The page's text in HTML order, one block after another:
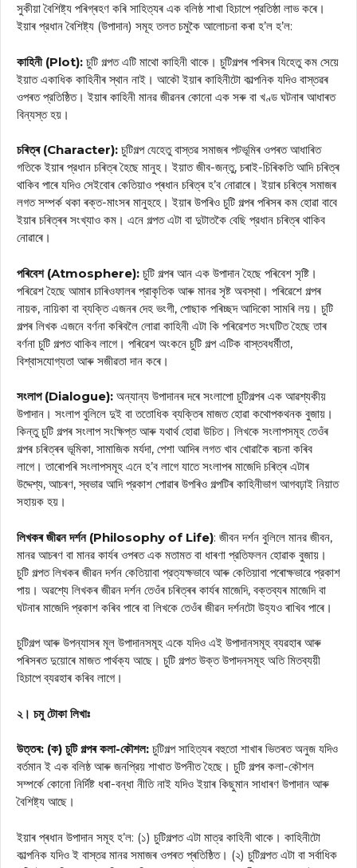
সুকীয়া বৈশিষ্ট্য পৰিগ্ৰহণ কৰি সাহিত্যৰ এক বলিষ্ঠ শাখা হিচাপে প্রতিষ্ঠা লাভ কৰে।
ইয়াৰ প্রধান বৈশিষ্ট্য (উপাদান) সমূহ তলত চমুকৈ আলোচনা কৰা হ’ল হ’ল:
কাহিনী (Plot): চুটি গল্পত এটি মাথো কাহিনী থাকে। চুটিগল্পৰ পৰিসৰ যিহেতু কম সেয়ে
ইয়াত একাধিক কাহিনীৰ স্থান নাই। আকৌ ইয়াৰ কাহিনীটো কাল্পনিক যদিও বাস্তৱৰ
ওপৰত প্রতিষ্ঠিত। ইয়াৰ কাহিনী মানৱ জীৱনৰ কোনো এক সৰু বা খণ্ড ঘটনাৰ আধাৰত
বিন্যস্ত হয়।
চৰিত্ৰ (Character): চুটিগল্প যেহেতু বাস্তৱ সমাজৰ পটভূমিৰ ওপৰত আধাৰিত
গতিকে ইয়াৰ প্রধান চৰিত্ৰ হৈছে মানুহ। ইয়াত জীব-জন্তু, চৰাই-চিৰিকতি আদি চৰিত্ৰ
থাকিব পাৰে যদিও সেইবোৰ কেতিয়াও প্ৰধান চৰিত্ৰ হ’ব নোৱাৰে। ইয়াৰ চৰিত্ৰ সমাজৰ
লগত সম্পৰ্ক থকা ৰক্ত-মাংসৰ মানুহহে। ইয়াৰ উপৰিও চুটি গল্পৰ পৰিসৰ কম হোৱা বাবে
ইয়াৰ চৰিত্ৰৰ সংখ্যাও কম। এনে গল্পত এটা বা দুটাতকৈ বেছি প্রধান চৰিত্ৰ থাকিব
নোৱাৰে।
পৰিবেশ (Atmosphere): চুটি গল্পৰ আন এক উপাদান হৈছে পৰিবেশ সৃষ্টি।
পৰিৱেশ হৈছে আমাৰ চাৰিওফালৰ প্রাকৃতিক আৰু মানৱ সৃষ্ট অবস্থা। পৰিৱেশে গল্পৰ
নায়ক, নায়িকা বা ব্যক্তি এজনৰ দেহ ভংগী, পোছাক পৰিচ্ছদ আদিকো সামৰি লয়। চুটি
গল্পৰ লিখক এজনে বৰ্ণনা কৰিবলৈ লোৱা কাহিনী এটা কি পৰিৱেশত সংঘটিত হৈছে তাৰ
বৰ্ণনা চুটি গল্পত থাকিব লাগে। পৰিৱেশ অংকনে চুটি গল্প এটিক বাস্তবধর্মীতা,
বিশ্বাসযোগ্যতা আৰু সজীৱতা দান কৰে।
সংলাপ (Dialogue): অন্যান্য উপাদানৰ দৰে সংলাপো চুটিগল্পৰ এক আৱশ্যকীয়
উপাদান। সংলাপ বুলিলে দুই বা ততোধিক ব্যক্তিৰ মাজত হোৱা কথোপকথনক বুজায়।
কিন্তু চুটি গল্পৰ সংলাপ সংক্ষিপ্ত আৰু যথার্থ হোৱা উচিত। লিখকে সংলাপসমূহ তেওঁৰ
গল্পৰ চৰিত্ৰৰ ভূমিকা, সামাজিক মর্যদা, পেশা আদিৰ লগত খাব খোৱাকৈ ৰচনা কৰিব
লাগে। তাৰোপৰি সংলাপসমূহ এনে হ’ব লাগে যাতে সংলাপৰ মাজেদি চৰিত্ৰ এটাৰ
উদ্দেশ্য, আচৰণ, স্বভাৱ আদি প্রকাশ পোৱাৰ উপৰিও গল্পটিৰ কাহিনীভাগ আগবঢ়াই নিয়াত
সহায়ক হয়।
লিখকৰ জীৱন দৰ্শন (Philosophy of Life): জীবন দর্শন বুলিলে মানর জীবন,
মানৱ আচৰণ বা মানৱ কাৰ্যৰ ওপৰত এক মতামত বা ধাৰণা প্রতিফলন হোৱাক বুজায়।
চুটি গল্পত লিখকৰ জীৱন দর্শন কেতিয়াবা প্রত্যক্ষভাবে আৰু কেতিয়াবা পৰোক্ষভারে প্রকাশ
পায়। অৱশ্যে লিখকৰ জীৱন দৰ্শন তেওঁৰ চৰিত্ৰৰ কাৰ্যৰ মাজেদি, বক্তব্যৰ মাজেদি বা
ঘটনাৰ মাজেদি প্রকাশ কৰিব পাৰে বা লিখকে তেওঁৰ জীৱন দর্শনটো উহ্যও ৰাখিব পাৰে।
চুটিগল্প আৰু উপন্যাসৰ মূল উপাদানসমূহ একে যদিও এই উপাদানসমূহ ব্যৱহাৰ আৰু
পৰিসৰত দুয়োৰে মাজত পার্থক্য আছে। চুটি গল্পত উক্ত উপাদনসমূহ অতি মিতব্যয়ী
হিচাপে ব্যৱহাৰ কৰিব লাগে।
২। চমু টোকা লিখাঃ
উত্তৰ: (ক) চুটি গল্পৰ কলা-কৌশল: চুটিগল্প সাহিত্যৰ বহুতো শাখাৰ ভিতৰত অনুজ যদিও
বর্তমান ই এক বলিষ্ঠ আৰু জনপ্রিয় শাখাত উপনীত হৈছে। চুটি গল্পৰ কলা-কৌশল
সম্পর্কে কোনো নির্দিষ্ট ধৰা-বন্ধা নীতি নাই যদিও ইয়াৰ কিছুমান সাধাৰণ উপাদান আৰু
বৈশিষ্ট্য আছে।
ইয়াৰ প্ৰধান উপাদান সমূহ হ’ল: (১) চুটিগল্পত এটা মাত্র কাহিনী থাকে। কাহিনীটো
কাল্পনিক যদিও ই বাস্তৱ মানৱ সমাজৰ ওপৰত প্ৰতিষ্ঠিত। (২) চুটিগল্পত এটা বা সর্বাধিক